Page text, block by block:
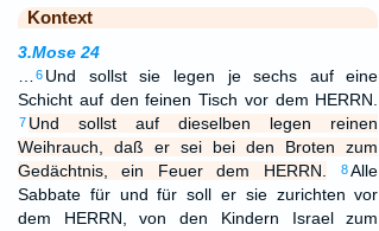
Kontext
3.Mose 24
6 Und sollst sie legen je sechs auf eine
Schicht auf den feinen Tisch vor dem HERRN.
7 Und sollst auf dieselben legen reinen
Weihrauch, daß er sei bei den Broten zum
Gedächtnis, ein Feuer dem HERRN.
8 Alle
Sabbate für und für soll er sie zurichten vor
dem HERRN, von den Kindern Israel zum